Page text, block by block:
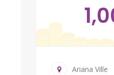
Ariana Ville